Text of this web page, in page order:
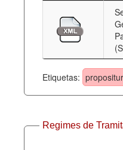
Etiquetas:
Regimes de